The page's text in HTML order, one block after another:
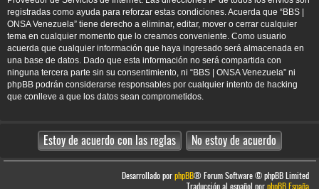
registradas como ayuda para reforzar estas condiciones. Acuerda que “BBS |
ONSA Venezuela” tiene derecho a eliminar, editar, mover o cerrar cualquier
tema en cualquier momento que lo creamos conveniente. Como usuario
acuerda que cualquier información que haya ingresado será almacenada en
una base de datos. Dado que esta información no será compartida con
ninguna tercera parte sin su consentimiento, ni “BBS | ONSA Venezuela” ni
phpBB podrán considerarse responsables por cualquier intento de hacking
que conlleve a que los datos sean comprometidos.
Desarrollado porphpBB® Forum Software © phpBB Limited
Traducción al español porphpBB España